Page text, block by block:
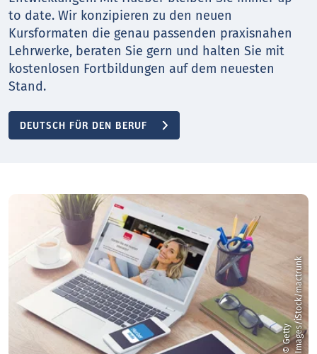
to date. Wir konzipieren zu den neuen
Kursformaten die genau passenden praxisnahen
Lehrwerke, beraten Sie gern und halten Sie mit
kostenlosen Fortbildungen auf dem neuesten
Stand.
DEUTSCH FÜR DEN BERUF
©
G
e
t
t
y
I
m
a
g
e
s
/
i
S
t
o
c
k
/
m
a
c
t
r
u
nk